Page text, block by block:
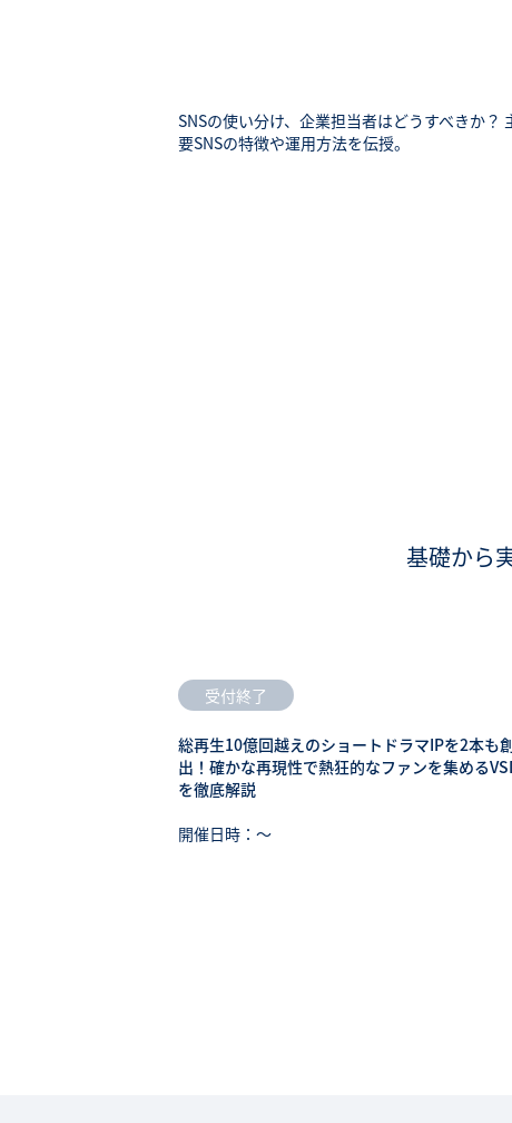
SNSの使い分け、企業担当者はどうすべきか？
要SNSの特徴や運用方法を伝授。
基礎から
受付終了
総再生10億回越えのショートドラマIPを2本も
出！確かな再現性で熱狂的なファンを集める
を徹底解説
開催日時：〜